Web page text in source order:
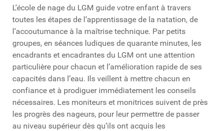
L’école de nage du LGM guide votre enfant à travers
toutes les étapes de l’apprentissage de la natation, de
l’accoutumance à la maîtrise technique. Par petits
groupes, en séances ludiques de quarante minutes, les
encadrants et encadrantes du LGM ont une attention
particulière pour chacun et l’amélioration rapide de ses
capacités dans l’eau. Ils veillent à mettre chacun en
confiance et à prodiguer immédiatement les conseils
nécessaires. Les moniteurs et monitrices suivent de près
les progrès des nageurs, pour leur permettre de passer
au niveau supérieur dès qu’ils ont acquis les